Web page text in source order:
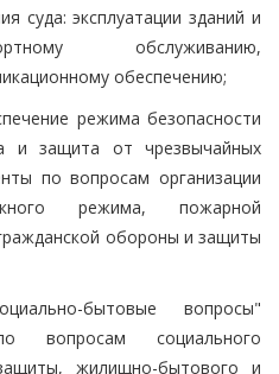
суда: эксплуатации зданий и
обслуживанию,
обеспечению;
режима безопасности
и защита от чрезвычайных
по вопросам организации
режима, пожарной
обороны и защиты
бытовые вопросы"
вопросам социального
жилищно-бытового и